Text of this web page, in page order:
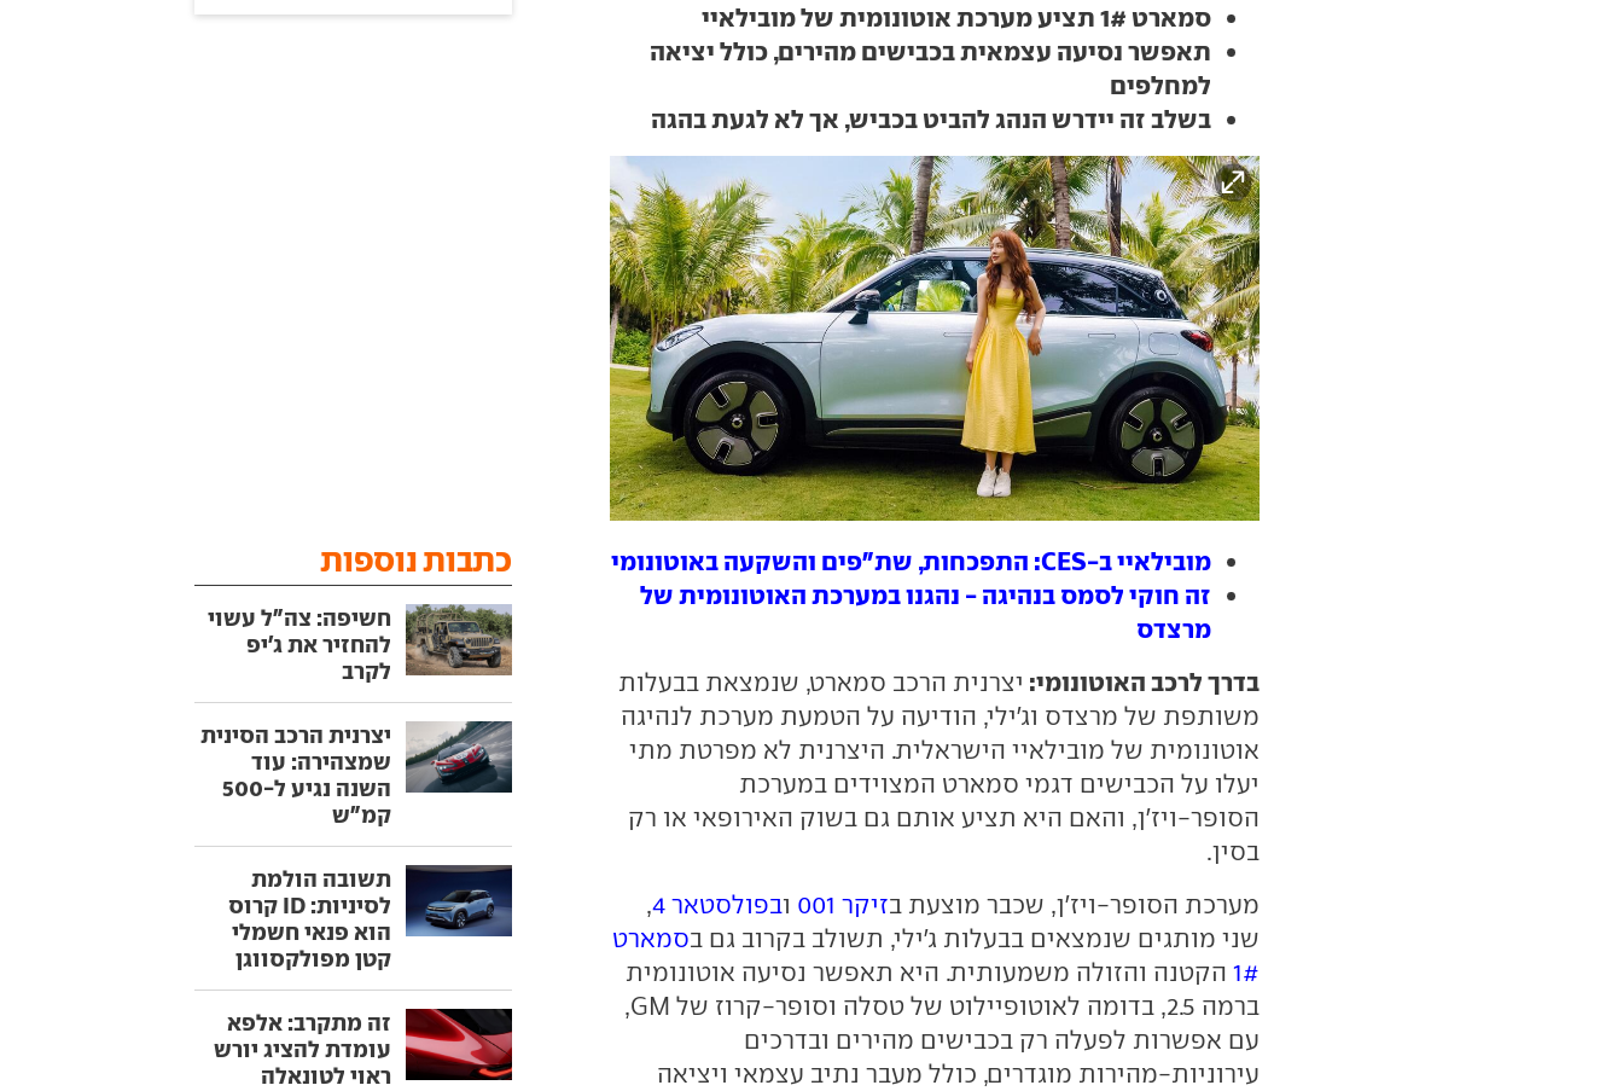
סמארט 1# תציע מערכת אוטונומית של מובילאיי
תאפשר נסיעה עצמאית בכבישים מהירים, כולל יציאה
למחלפים
בשלב זה יידרש הנהג להביט בכביש, אך לא לגעת בהגה
מובילאיי ב-CES: התפכחות, שת"פים והשקעה באוטונומי
זה חוקי לסמס בנהיגה - נהגנו במערכת האוטונומית של
מרצדס
בדרך לרכב האוטונומי: יצרנית הרכב סמארט, שנמצאת בבעלות
משותפת של מרצדס וג'ילי, הודיעה על הטמעת מערכת לנהיגה
אוטונומית של מובילאיי הישראלית. היצרנית לא מפרטת מתי
יעלו על הכבישים דגמי סמארט המצוידים במערכת
הסופר-ויז'ן, והאם היא תציע אותם גם בשוק האירופאי או רק
בסין.
מערכת הסופר-ויז'ן, שכבר מוצעת בזיקר 001 ובפולסטאר 4
,
שני מותגים שנמצאים בבעלות ג'ילי, תשולב בקרוב גם בסמארט
1# הקטנה והזולה משמעותית. היא תאפשר נסיעה אוטונומית
ברמה 2.5, בדומה לאוטופיילוט של טסלה וסופר-קרוז של GM,
עם אפשרות לפעלה רק בכבישים מהירים ובדרכים
עירוניות-מהירות מוגדרים, כולל מעבר נתיב עצמאי ויציאה
כתבות נוספות
חשיפה: צה"ל עשוי
להחזיר את ג'יפ
לקרב
יצרנית הרכב הסינית
שמצהירה: עוד
השנה נגיע ל-500
קמ"ש
תשובה הולמת
לסיניות: ID קרוס
הוא פנאי חשמלי
קטן מפולקסווגן
זה מתקרב: אלפא
עומדת להציג יורש
ראוי לטונאלה